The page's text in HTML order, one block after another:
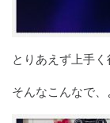
とりあえず上手く
そんなこんなで